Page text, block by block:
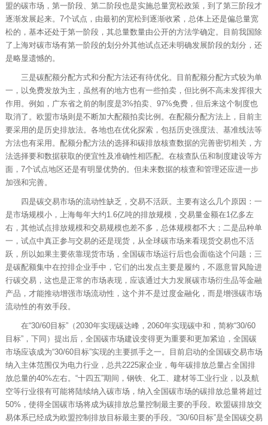
盟的碳市场，第一阶段、第二阶段也是实施总量宽松政策，到了第三阶段才
逐渐发展起来。7个试点，由最初的宽松到逐渐收紧，总体上还是偏总量宽
松的，基本还处于第一阶段，其总量数量由公开的方法学确定。目前我国除
了上海对碳市场有第一阶段的划分外其他试点还未明确发展阶段的划分，还
是略显遗憾的。
三是碳配额分配方式和分配方法还有待优化。目前配额分配方式较为单
一，以免费发放为主，虽然有的地方也有一些拍卖，但比例不高未发挥很大
作用。例如，广东省之前的制度是3%拍卖、97%免费，但后来这个制度也
取消了。欧盟市场则是不断加大配额拍卖比例。在配额分配方法上，目前主
要采用的是历史排放法。各地也在优化探索，包括历史强度法、基准线法等
方法也有采用。配额分配方法的选择和碳排放核查数据的完善密切相关，方
法选择要和数据获取的便宜性及准确性相匹配。在核查队伍和制度建设等方
面，7个试点地区还是有明显优势的。但未来数据的核查和管理还应进一步
加强和完善。
四是碳交易市场的流动性缺乏，交易不活跃。主要有这么几个原因：一
是市场规模小，上海每年大约1.6亿吨的排放规模，交易量金额在1亿多左
右，其他试点排放规模和交易规模也差不多，总体规模都不大；二是品种单
一，试点中真正参与交易的还是现货，从全球碳市场来看现货交易也不活
跃，所以如果主要依靠现货市场，全国碳市场运行后也会面临这个问题；三
是碳配额集中在控排企业手中，它们的出发点主要是履约，不愿意冒风险进
行碳交易，这也是正常的市场表现，应该通过大力发展碳市场衍生品等金融
产品，才能推动增强市场流动性，这个并不是过度金融化，而是增强碳市场
流动性的有效手段。
在“30/60目标”（2030年实现碳达峰，2060年实现碳中和，简称“30/60
目标”，下同）提出后，全国碳市场建设变得更为重要和更加紧迫，全国碳
市场应该成为“30/60目标”实现的主要抓手之一。目前启动的全国碳交易市场
纳入主体范围仅为电力行业，总共2225家企业，每年碳排放总量占全国排
放总量的40%左右。“十四五”期间，钢铁、化工、建材等工业行业，以及航
空等行业很有可能将陆续纳入碳市场，纳入全国碳市场的碳排放总量将超过
50%，使得全国碳市场将成为碳排放总量控制最主要的手段。欧盟碳排放交
易体系已经成为欧盟控制排放目标最主要的手段。“30/60目标”是全国碳交易